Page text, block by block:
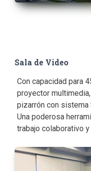
Sala de Video
Con capacidad para
proyector
pizarrón con sistema
Una poderosa
trabajo colaborativo y